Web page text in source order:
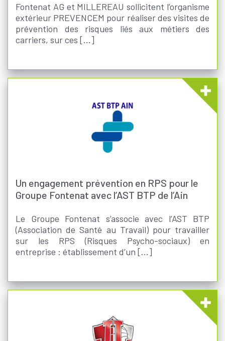
Fontenat AG et MILLEREAU sollicitent l’organisme
extérieur PREVENCEM pour réaliser des visites de
prévention des risques liés aux métiers des
carriers, sur ces [...]
Un engagement prévention en RPS pour le
Groupe Fontenat avec l’AST BTP de l’Ain
Le Groupe Fontenat s’associe avec l’AST BTP
(Association de Santé au Travail) pour travailler
sur les RPS (Risques Psycho-sociaux) en
entreprise : établissement d’un [...]